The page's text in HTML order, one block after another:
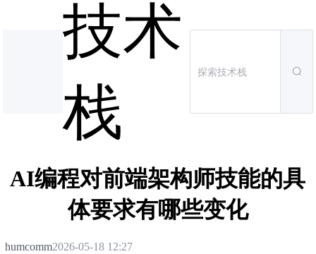
技术
栈
AI编程对前端架构师技能的具
体要求有哪些变化
humcomm2026-05-18 12:27